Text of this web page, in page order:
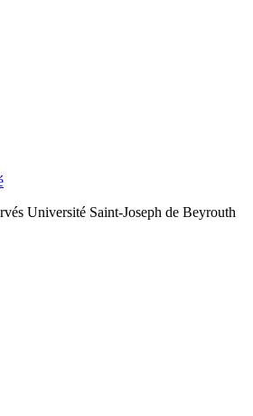
Université Saint-Joseph de Beyrouth